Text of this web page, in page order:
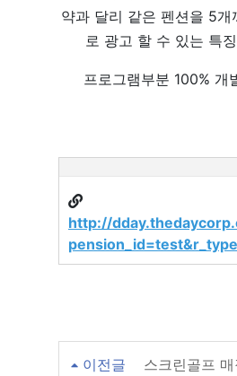
약과 달리 같은 펜션을 5개
로 광고 할 수 있는 특
프로그램부분 100% 개
http://
이전글
스크린골프